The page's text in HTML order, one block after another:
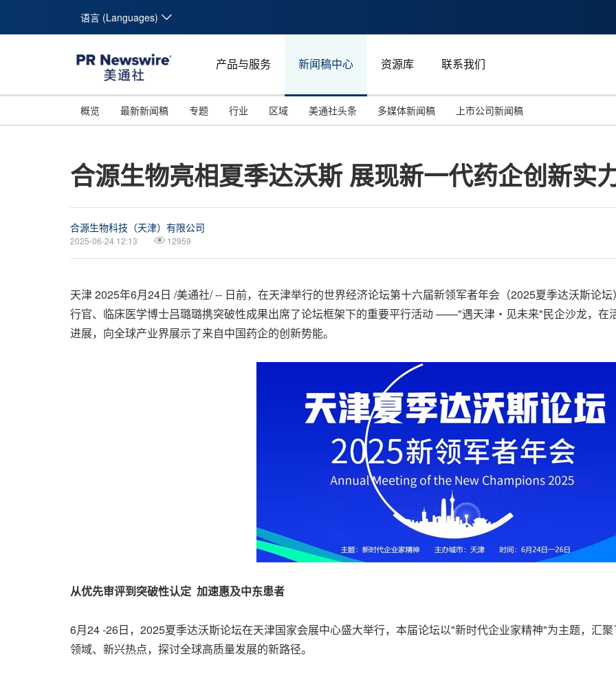
语言 (Languages)
产品与服务 新闻稿中心 资源库 联系我们
概览 最新新闻稿 专题
投资并购
行业
能源化工与环保
区域
马来西亚
美通社头条 多媒体新闻稿 上市公司新闻稿
合源生物亮相夏季达沃斯 展现新一代药企创新实
合源生物科技（天津）有限公司
2025-06-24 12:13 12959
天津2025年6月24日 /美通社/ -- 日前，在天津举行的世界经济论坛第十六届新领军者年会（2025夏季达沃斯论
行官、临床医学博士吕璐璐携突破性成果出席了论坛框架下的重要平行活动 ——"遇天津・见未来"民企沙龙，在
进展，向全球产业界展示了来自中国药企的创新势能。
从优先审评到突破性认定 加速惠及中东患者
6月24 -26日，2025夏季达沃斯论坛在天津国家会展中心盛大举行，本届论坛以"新时代企业家精神"为主题，汇
领域、新兴热点，探讨全球高质量发展的新路径。